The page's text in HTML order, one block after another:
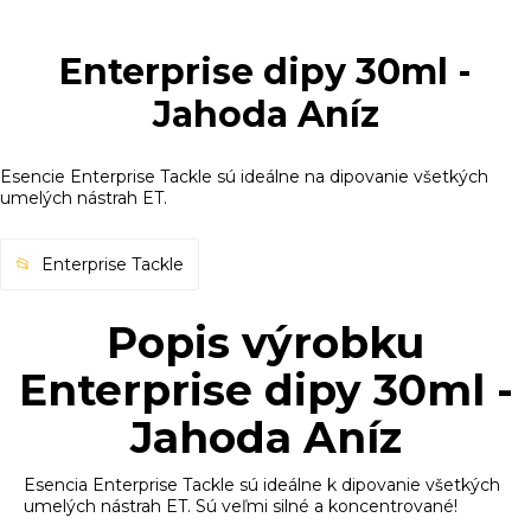
Enterprise dipy 30ml -
Jahoda Aníz
Esencie Enterprise Tackle sú ideálne na dipovanie všetkých
umelých nástrah ET.
Enterprise Tackle
Popis výrobku
Enterprise dipy 30ml -
Jahoda Aníz
Esencia Enterprise Tackle sú ideálne k dipovanie všetkých
umelých nástrah ET. Sú veľmi silné a koncentrované!